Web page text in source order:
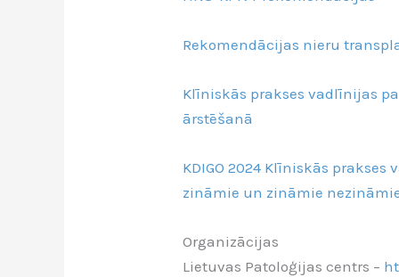
Rekomendācijas nieru
Klīniskās prakses vadlīnijas
ārstēšanā
KDIGO 2024 Klīniskās
zināmie un zināmie
Organizācijas
Lietuvas Patoloģijas centrs –